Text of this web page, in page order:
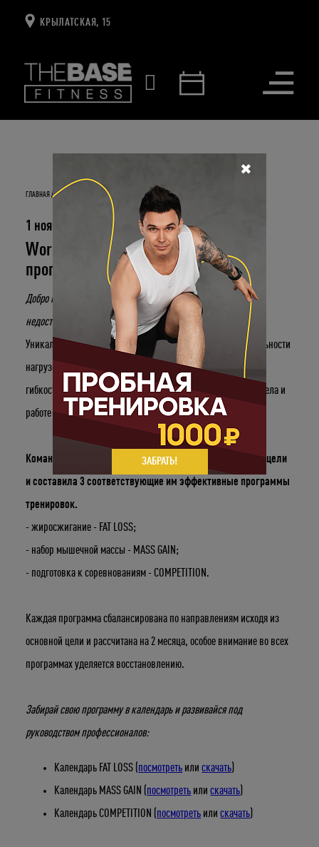
КРЫЛАТСКАЯ, 15
Открыть
Число Месяц
ГЛАВНАЯ НОВОСТИ И СОБЫТИЯ WORLD OF CROSSFIT. ТРИ ЭФФЕКТИВНЫЕ ПРОГРАММЫ
ТРЕНИРОВОК!
1 ноября 2017
World of CrossFIt. Три эффективные
программы тренировок!
Добро пожаловать в WORLD OF CROSSFIT! В мир, где нет
недостижимых целей!
Уникальность тренировок CrossFit заключается в универсальности
нагрузок: ты можешь развивать как силу, выносливость,
гибкость, так и сконцентрироваться на изменении состава тела и
работе над пропорциями.
Команда тренеров студии CrossFit выявила 3 основные цели
и составила 3 соответствующие им эффективные программы
тренировок.
- жиросжигание - FAT LOSS;
- набор мышечной массы - MASS GAIN;
- подготовка к соревнованиям - COMPETITION.
Каждая программа сбалансирована по направлениям исходя из
основной цели и рассчитана на 2 месяца, особое внимание во всех
программах уделяется восстановлению.
Забирай свою программу в календарь и развивайся под
руководством профессионалов:
Календарь FAT LOSS ( посмотреть илискачать
Календарь MASS GAIN ( посмотреть илискачать
Календарь COMPETITION ( посмотреть илискачать
✖
ЗАБРАТЬ!